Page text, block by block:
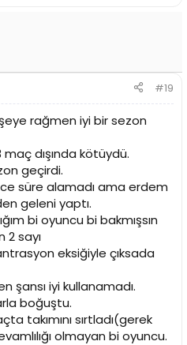
#19
rağmen iyi bir sezon
dışında kötüydü.
geçirdi.
süre alamadı ama erdem
geleni yaptı.
bi oyuncu bi bakmışsın
2 sayı
eksiğiyle çıksada
şansı iyi kullanamadı.
boğuştu.
takımını sırtladı(gerek
olmayan bi oyuncu.